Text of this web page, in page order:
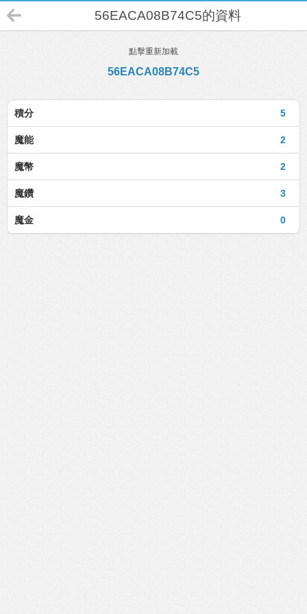
56EACA08B74C5的資料
點擊重新加載
56EACA08B74C5
5
積分
2
魔能
2
魔幣
3
魔鑽
0
魔金